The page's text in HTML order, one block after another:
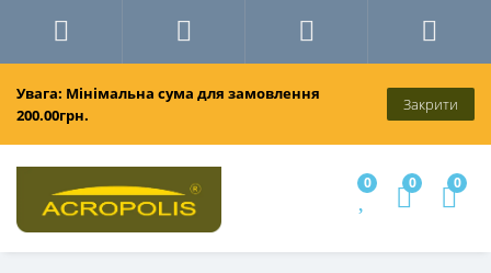
Увага: Мінімальна сума для замовлення
200.00грн.
Закрити
0 0 0